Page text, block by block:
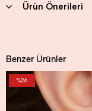
Ürün Önerileri
Benzer Ürünler
%26